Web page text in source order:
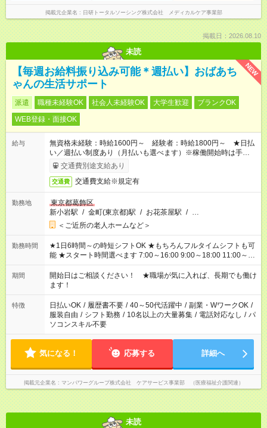
掲載元企業名 日研トータルソーシング株式会社 メディカルケア事業部
掲載日：2026.08.10
未読
NEW
【毎週お給料振り込み可能＊週払い】おばあち
ゃんの生活サポート
派遣 職種未経験OK 社会人未経験OK 大学生歓迎
ブランクOK
WEB登録・面接OK
給与
無資格未経験：時給1600円～ 経験者：時給1800円～ ★日払
い／週払い制度あり（月払いも選べます）※稼働開始時は手続き
完了次第のお支払いとなります。
交通費別途支給あり
交通費 交通費支給※規定有
勤務地
東京都葛飾区
新小岩駅 / 金町(東京都)駅 / お花茶屋駅 / …
＜ご近所の老人ホームなど＞
勤務時間
★1日6時間～の時短シフトOK ★もちろんフルタイムシフトも可
能 ★スタート時間選べます 7:00～16:00 9:00～18:00 11:00～
20:00 など 残業なし！ ※Wワークの場合、他のお仕事と合わせ
週40時間超の就業はご案内できません ※法令に基づき、週20時
間以上勤務は社会保険への加入対象となります ※労働者派遣法
（日雇い派遣の原則禁止）により、短時間・短期間の就業はご
案内が難しい場合があります
期間
開始日はご相談ください！ ★職場が気に入れば、長期でも働け
ます！
特徴 日払いOK / 履歴書不要 / 40～50代活躍中 / 副業・WワークOK /
服装自由 / シフト勤務 / 10名以上の大量募集 / 電話対応なし / パ
ソコンスキル不要
気になる！ 応募する 詳細へ
掲載元企業名 マンパワーグループ株式会社 ケアサービス事業部 （医療福祉介護関連）
未読